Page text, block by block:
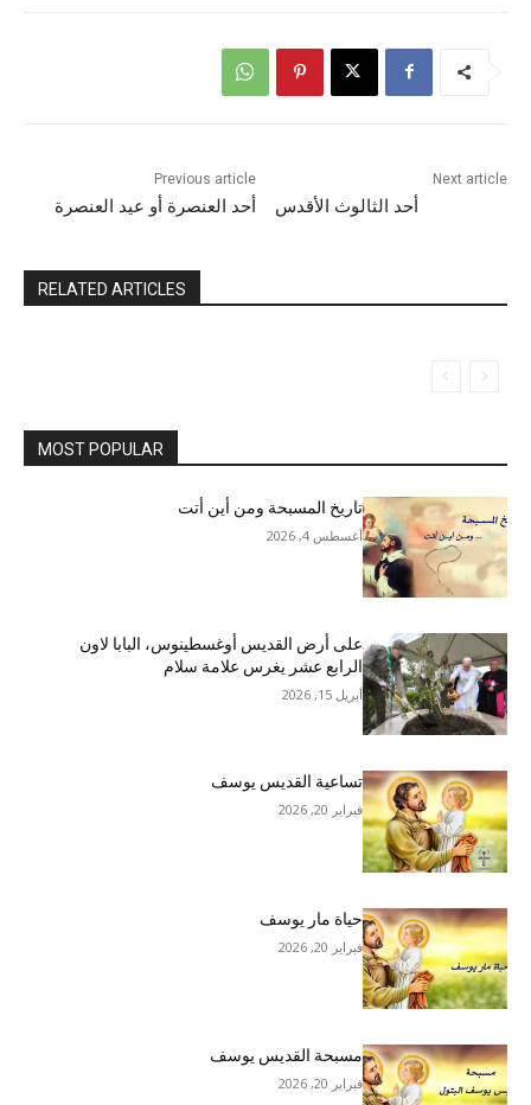
Previous article
أحد العنصرة أو عيد العنصرة
Next article
أحد الثالوث الأقدس
RELATED ARTICLES
MOST POPULAR
تاريخ المسبحة ومن أين أتت
أغسطس 4, 2026
على أرض القديس أوغسطينوس، البابا لاون
الرابع عشر يغرس علامة سلام
أبريل 15, 2026
تساعية القديس يوسف
فبراير 20, 2026
حياة مار يوسف
فبراير 20, 2026
مسبحة القديس يوسف
فبراير 20, 2026